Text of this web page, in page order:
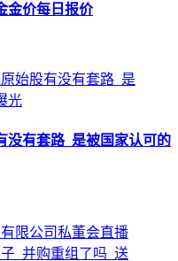
金价每日报价
没有套路_是被国家认可的